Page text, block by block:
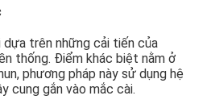
dựa trên những cải tiến của
thống. Điểm khác biệt nằm ở
phương pháp này sử dụng hệ
cung gắn vào mắc cài.